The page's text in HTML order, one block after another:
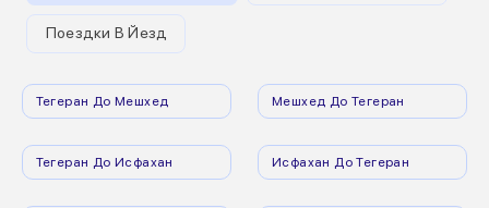
Поездки В Йезд
Тегеран До Мешхед Мешхед До Тегеран
Тегеран До Исфахан Исфахан До Тегеран